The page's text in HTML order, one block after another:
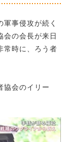
事侵攻が続く
会の会長が来日
常時に、ろう者
協会のイリー